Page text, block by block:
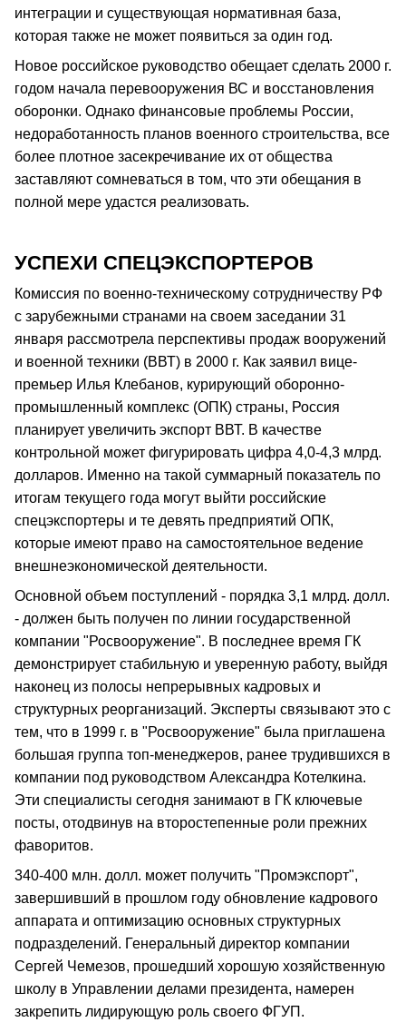
интеграции и существующая нормативная база,
которая также не может появиться за один год.
Новое российское руководство обещает сделать 2000 г.
годом начала перевооружения ВС и восстановления
оборонки. Однако финансовые проблемы России,
недоработанность планов военного строительства, все
более плотное засекречивание их от общества
заставляют сомневаться в том, что эти обещания в
полной мере удастся реализовать.
УСПЕХИ СПЕЦЭКСПОРТЕРОВ
Комиссия по военно-техническому сотрудничеству РФ
с зарубежными странами на своем заседании 31
января рассмотрела перспективы продаж вооружений
и военной техники (ВВТ) в 2000 г. Как заявил вице-
премьер Илья Клебанов, курирующий оборонно-
промышленный комплекс (ОПК) страны, Россия
планирует увеличить экспорт ВВТ. В качестве
контрольной может фигурировать цифра 4,0-4,3 млрд.
долларов. Именно на такой суммарный показатель по
итогам текущего года могут выйти российские
спецэкспортеры и те девять предприятий ОПК,
которые имеют право на самостоятельное ведение
внешнеэкономической деятельности.
Основной объем поступлений - порядка 3,1 млрд. долл.
- должен быть получен по линии государственной
компании "Росвооружение". В последнее время ГК
демонстрирует стабильную и уверенную работу, выйдя
наконец из полосы непрерывных кадровых и
структурных реорганизаций. Эксперты связывают это с
тем, что в 1999 г. в "Росвооружение" была приглашена
большая группа топ-менеджеров, ранее трудившихся в
компании под руководством Александра Котелкина.
Эти специалисты сегодня занимают в ГК ключевые
посты, отодвинув на второстепенные роли прежних
фаворитов.
340-400 млн. долл. может получить "Промэкспорт",
завершивший в прошлом году обновление кадрового
аппарата и оптимизацию основных структурных
подразделений. Генеральный директор компании
Сергей Чемезов, прошедший хорошую хозяйственную
школу в Управлении делами президента, намерен
закрепить лидирующую роль своего ФГУП.